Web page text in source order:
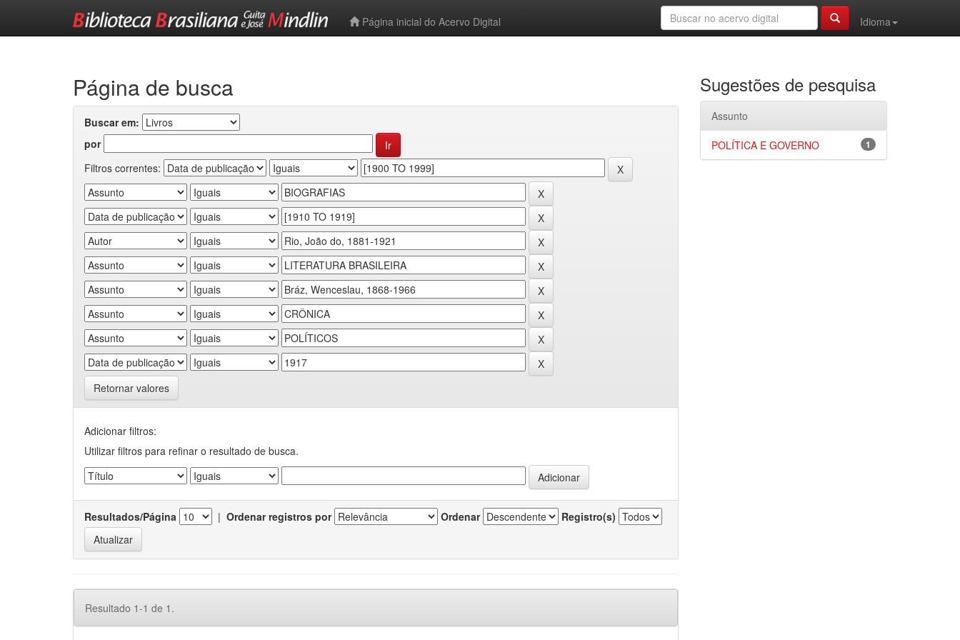
Página inicial do Acervo Digital
Idioma
Página de busca
Buscar em:
por
Filtros correntes:
Retornar valores
Adicionar filtros:
Utilizar filtros para refinar o resultado de busca.
Resultados/Página | Ordenar registros por Ordenar Registro(s)
Resultado 1-1 de 1.
Sugestões de pesquisa
Assunto
1
POLÍTICA E GOVERNO